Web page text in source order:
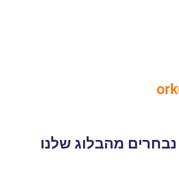
מהבלוג שלנו